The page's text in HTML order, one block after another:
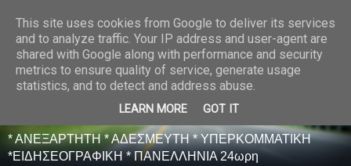
E F E N P R E S S -
ΗΛΕΚΤΡΟΝΙΚΗ
ΕΦΗΜΕΡΙΔΑ
* ΑΝΕΞΑΡΤΗΤΗ * ΑΔΕΣΜΕΥΤΗ * ΥΠΕΡΚΟΜΜΑΤΙΚΗ
*ΕΙΔΗΣΕΟΓΡΑΦΙΚΗ * ΠΑΝΕΛΛΗΝΙΑ 24ωρη
This site uses cookies from Google to deliver its services
and to analyze traffic. Your IP address and user-agent are
shared with Google along with performance and security
metrics to ensure quality of service, generate usage
statistics, and to detect and address abuse.
LEARN MORE GOT IT